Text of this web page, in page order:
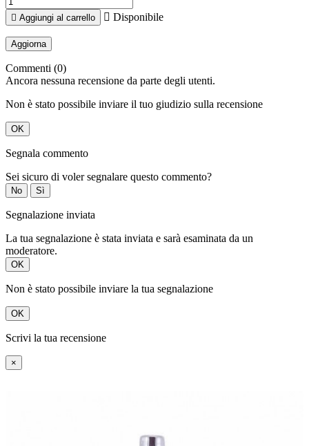
 Aggiungi al carrello  Disponibile
Commenti (0)
Ancora nessuna recensione da parte degli utenti.
Non è stato possibile inviare il tuo giudizio sulla recensione
OK
Segnala commento
Sei sicuro di voler segnalare questo commento?
No Sì
Segnalazione inviata
La tua segnalazione è stata inviata e sarà esaminata da un
moderatore.
OK
Non è stato possibile inviare la tua segnalazione
OK
Scrivi la tua recensione
×